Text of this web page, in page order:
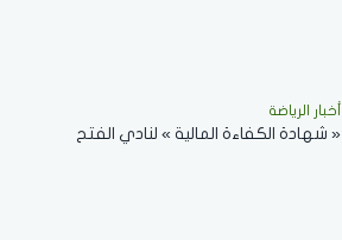
أخبار الرياضة
« شهادة الكفاءة المالية » لنادي الفتح